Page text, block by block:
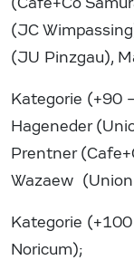
(JC
(JU Pinzgau),
Kategorie (+90
Hageneder
Prentner
Wazaew (Union
Kategorie
Noricum);